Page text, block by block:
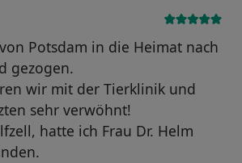
Potsdam in die Heimat nach
gezogen.
wir mit der Tierklinik und
sehr verwöhnt!
hatte ich Frau Dr. Helm